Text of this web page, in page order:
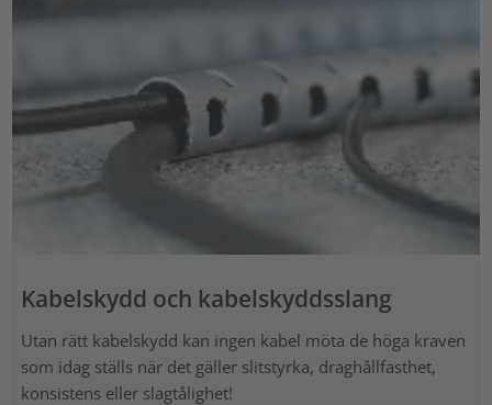
Kabelskydd och kabelskyddsslang
Utan rätt kabelskydd kan ingen kabel möta de höga kraven
som idag ställs när det gäller slitstyrka, draghållfasthet,
konsistens eller slagtålighet!